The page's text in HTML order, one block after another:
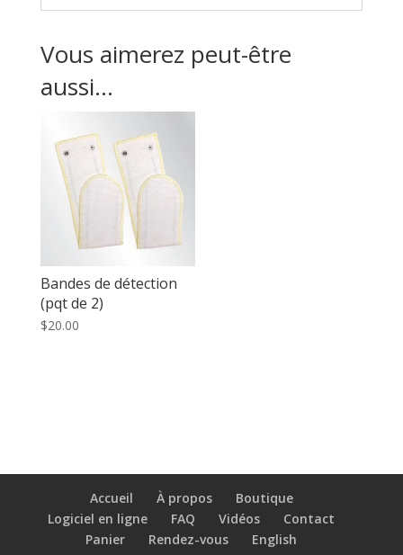
Vous aimerez peut-être
aussi…
Bandes de détection
(pqt de 2)
$20.00
Accueil À propos
Boutique
Logiciel en ligne
FAQ Vidéos
Contact
Panier
Rendez-vous English